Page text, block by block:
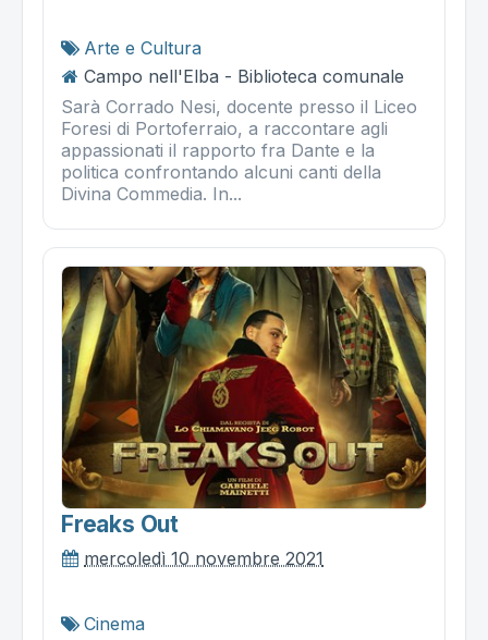
Arte e Cultura
Campo nell'Elba - Biblioteca comunale
Sarà Corrado Nesi, docente presso il Liceo
Foresi di Portoferraio, a raccontare agli
appassionati il rapporto fra Dante e la
politica confrontando alcuni canti della
Divina Commedia. In...
Freaks Out
mercoledì 10 novembre 2021
Cinema